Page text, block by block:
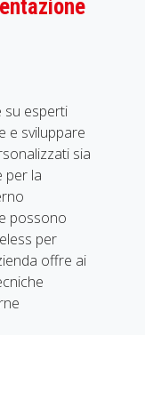
su esperti
e sviluppare
sia
per la
possono
per
offre ai